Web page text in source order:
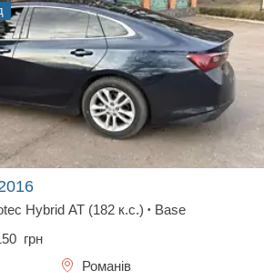
Hybrid АТ (182 к.с.) • Base
грн
Романів